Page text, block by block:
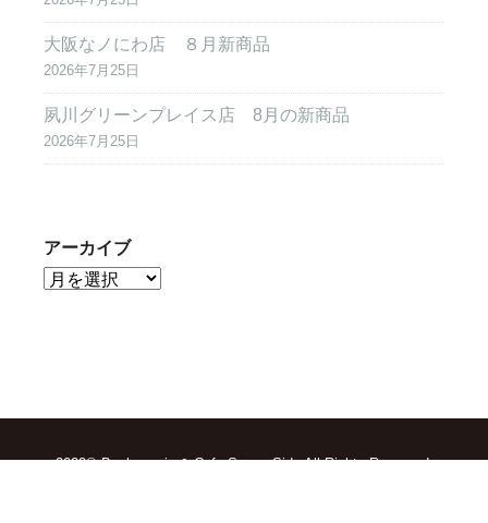
大阪なノにわ店 ８月新商品
2026年7月25日
夙川グリーンプレイス店 8月の新商品
2026年7月25日
アーカイブ
2022© Boulangerie & Cafe Sunny Side All Rights Reserved.